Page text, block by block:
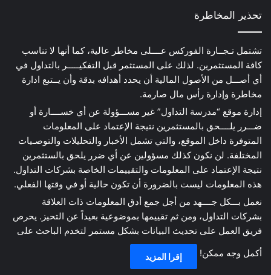
تحذير المخاطرة
تشتمل تـجــارة الفوركس عــــلى مخاطر عالية، كما أنها لا تناسب
كافة المستثمرين. لذلك على المستثمر قبل التفكيـــــر بالتداول في
أي أصـــل من الأصول المالية أن يحدد أهدافه بدقة وأن يــتبع ادارة
مخاطرة وإدارة رأس مال صارمة.
إدارة موقع “مدرسة التداول” غير مســـؤولة عن أي خســــارة أو
ضـــرر يلــــحق بالمستثمرين نتيجة الإعتماد على المعلومات
المتوفرة داخل الموقع، والتي تشمل الأخبار والتحليلات والتوصـيات
المختلفة. لن نكون كذلك مسؤولين عن أي ضرر يلحق بالستثمرين
نتيجة الإعتماد على المعلومات والتقييمات الخاصة بشركات التداول.
هذه المعلومات ليست بالضرورة أن تكون حالية أو في وقتها الفعلي.
نعمل بـــكل جــــهد من أجل جمع أدق المعلومات ذات العلاقة
بشركات التداول، ومن ثم تقييمها بموضوعية بعيداً عن التحيز. يحرص
فريق العمل على تحديث البيانات بشكل مستمر لتخدم الباحث على
أكمل وجه ممكن! إقرا المزيد